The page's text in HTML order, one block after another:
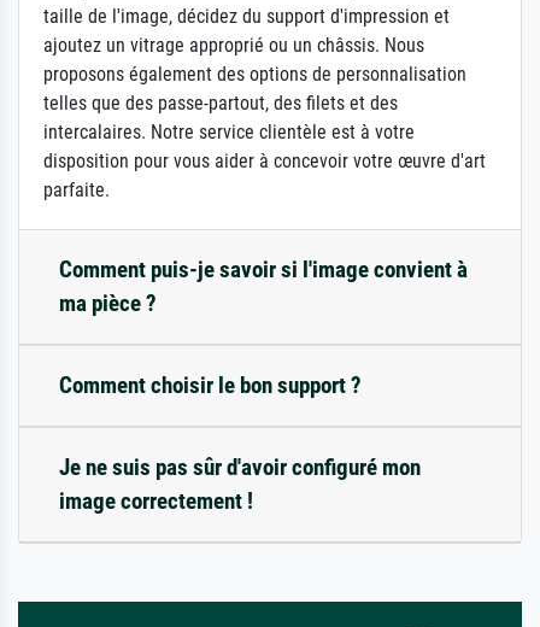
taille de l'image, décidez du support d'impression et
ajoutez un vitrage approprié ou un châssis. Nous
proposons également des options de personnalisation
telles que des passe-partout, des filets et des
intercalaires. Notre service clientèle est à votre
disposition pour vous aider à concevoir votre œuvre d'art
parfaite.
Comment puis-je savoir si l'image convient à
ma pièce ?
Comment choisir le bon support ?
Je ne suis pas sûr d'avoir configuré mon
image correctement !